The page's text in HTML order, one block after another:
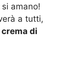
amano!
a tutti,
di